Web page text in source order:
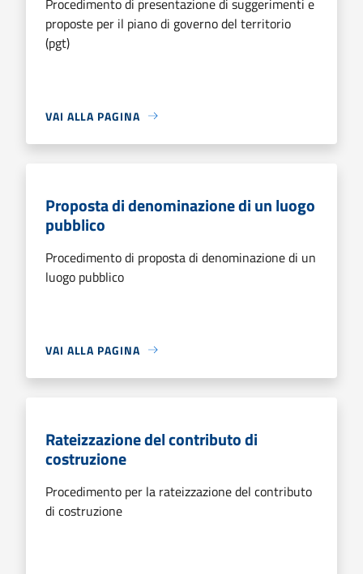
proposte per il piano di governo del territorio
(pgt)
VAI ALLA PAGINA
Proposta di denominazione di un luogo
pubblico
Procedimento di proposta di denominazione di un
luogo pubblico
VAI ALLA PAGINA
Rateizzazione del contributo di
costruzione
Procedimento per la rateizzazione del contributo
di costruzione